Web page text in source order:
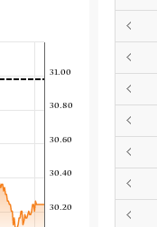
30.20
30.40
30.60
30.80
31.00